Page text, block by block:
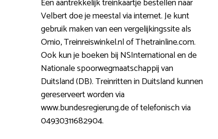
Velbert doe je meestal via internet. Je kunt
gebruik maken van een vergelijkingssite als
Omio, Treinreiswinkel.nl of Thetrainline.com.
Ook kun je boeken bij NSInternational en de
Nationale spoorwegmaatschappij van
Duitsland (DB). Treinritten in Duitsland kunnen
gereserveert worden via
www.bundesregierung.de of telefonisch via
04930311682904.